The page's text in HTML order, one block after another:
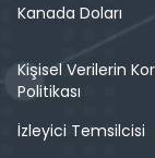
Kanada Doları
Kişisel Verilerin
Politikası
İzleyici Temsilcisi